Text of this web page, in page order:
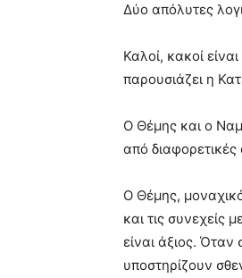
Δύο απόλυτες
Καλοί, κακοί
παρουσιάζει η
Ο Θέμης και ο
από διαφορετικές
Ο Θέμης,
και τις συνεχείς
είναι άξιος.
υποστηρίζουν